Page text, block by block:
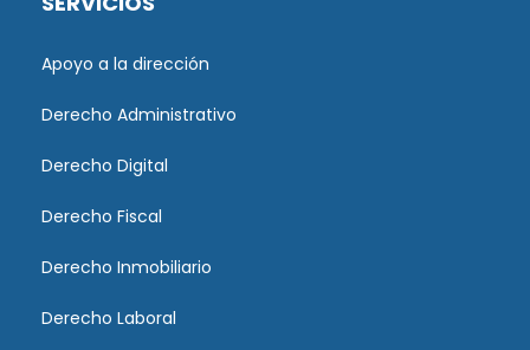
Apoyo a la dirección
Derecho Administrativo
Derecho Digital
Derecho Fiscal
Derecho Inmobiliario
Derecho Laboral